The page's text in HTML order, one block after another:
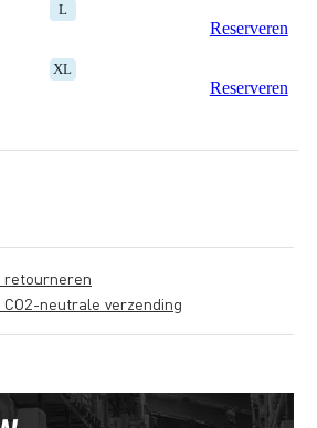
L
Reserveren
XL
Reserveren
retourneren
CO2-neutrale verzending